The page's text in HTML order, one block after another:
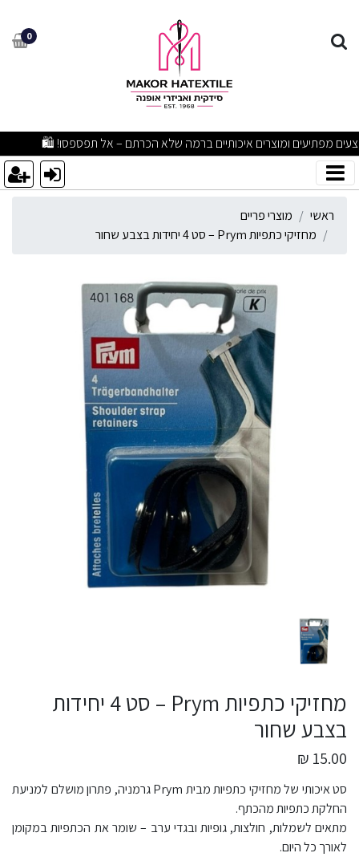
מחזיקי כתפיות Prym – סט 4 יחידות בצבע שחור 0
מבצעים מפתיעים ומוצרים איכותיים ברמה שלא הכרתם – אל
ראשי
מוצרי פריים
מחזיקי כתפיות Prym – סט 4 יחידות בצבע שחור
מחזיקי כתפיות Prym – סט 4 יחידות
בצבע שחור
15.00 ₪
סט איכותי של מחזיקי כתפיות מבית Prym גרמניה, פתרון מושלם למניעת
החלקת כתפיות מהכתף.
מתאים לשמלות, חולצות, גופיות ובגדי ערב – שומר את הכתפיות במקומן
לאורך כל היום.